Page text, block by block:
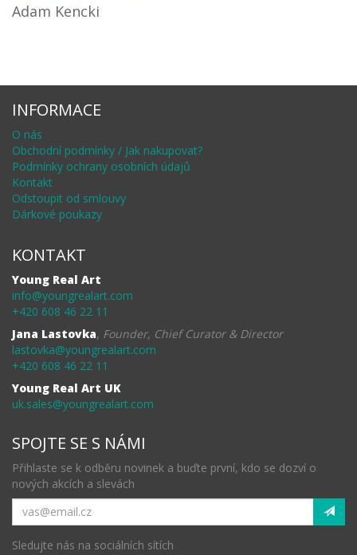
Adam Kencki
INFORMACE
O nás
Obchodní podmínky / Jak nakupovat?
Podmínky ochrany osobních údajů
Kontakt
Odstoupit od smlouvy
Dárkové poukazy
KONTAKT
Young Real Art
info@youngrealart.com
+420 608 46 22 11
Jana Lastovka, Founder, Chief Curator & Director
lastovka@youngrealart.com
+420 608 46 22 11
Young Real Art UK
uk.sales@youngrealart.com
SPOJTE SE S NÁMI
Přihlaste se k odběru novinek a buďte první, kdo se dozví o
nových akcích a slevách
Sledujte nás na sociálních sítích